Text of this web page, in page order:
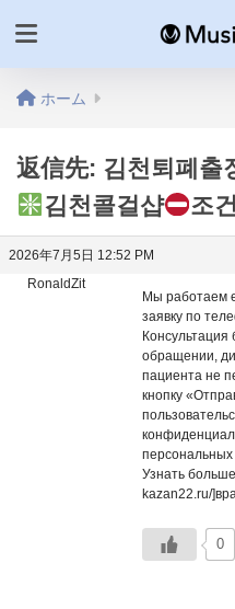
ホーム
返信先: 김천퇴폐출
김천콜걸샵
조
2026年7月5日 12:52 PM
RonaldZit
Мы работаем
заявку по
обращении,
пациента не
кнопку
Узнать
kazan22.ru/
0